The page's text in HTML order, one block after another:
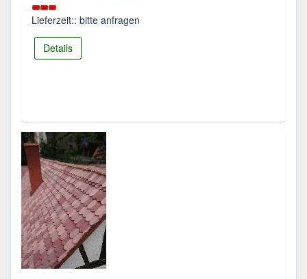
Lieferzeit:: bitte anfragen
Details